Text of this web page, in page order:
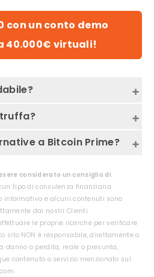
con un conto demo
40.000€ virtuali!
presso Bitcoin
a questa domanda
su Bitcoin Prime.
a Bitcoin Prime?
il conto demo di
considerato un consiglio di
tipo di consulenza finanziaria.
informativo e alcuni contenuti sono
dai nostri Clienti.
le proprie ricerche per verificare
sito NON è responsabile, direttamente o
danno o perdita, reale o presunta,
contenuto o servizio menzionato sul